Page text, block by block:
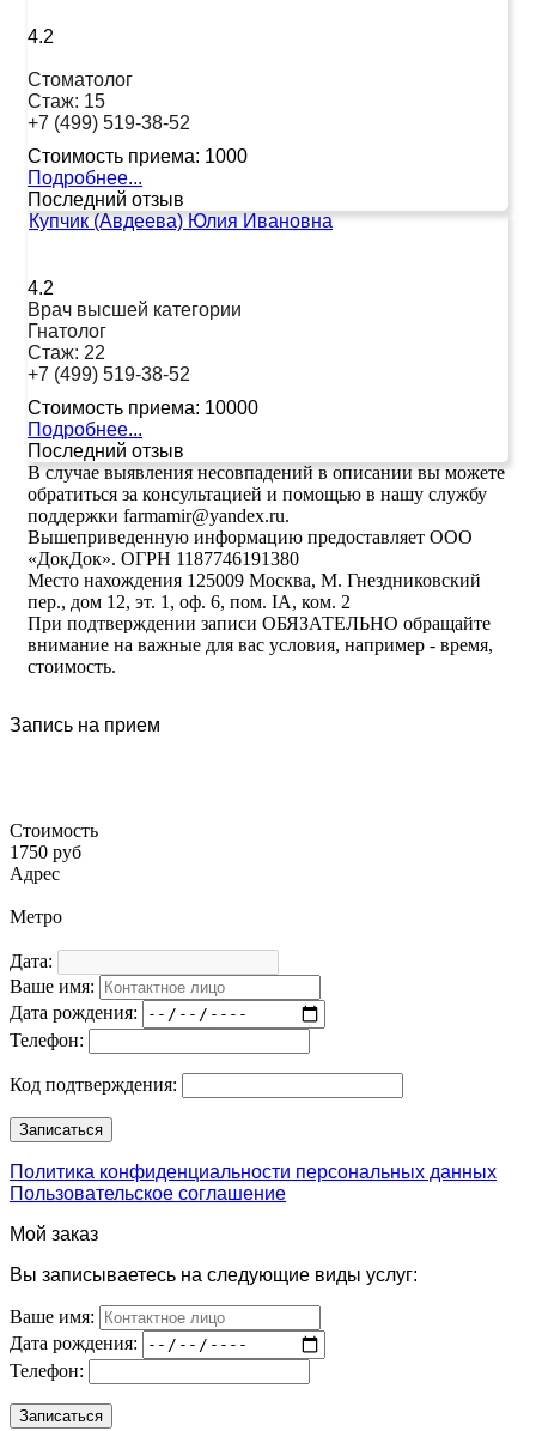
4.2
Стоматолог
Стаж: 15
+7 (499) 519-38-52
Стоимость приема: 1000
Подробнее...
Последний отзыв
Купчик (Авдеева) Юлия Ивановна
4.2
Врач высшей категории
Гнатолог
Стаж: 22
+7 (499) 519-38-52
Стоимость приема: 10000
Подробнее...
Последний отзыв
В случае выявления несовпадений в описании вы можете
обратиться за консультацией и помощью в нашу службу
поддержки farmamir@yandex.ru.
Вышеприведенную информацию предоставляет ООО
«ДокДок». ОГРН 1187746191380
Место нахождения 125009 Москва, М. Гнездниковский
пер., дом 12, эт. 1, оф. 6, пом. IA, ком. 2
При подтверждении записи ОБЯЗАТЕЛЬНО обращайте
внимание на важные для вас условия, например - время,
стоимость.
Запись на прием
Стоимость
1750 руб
Адрес
Метро
Дата:
Ваше имя:
Дата рождения:
Телефон:
Код подтверждения:
Политика конфиденциальности персональных данных
Пользовательское соглашение
Мой заказ
Вы записываетесь на следующие виды услуг:
Ваше имя:
Дата рождения:
Телефон: